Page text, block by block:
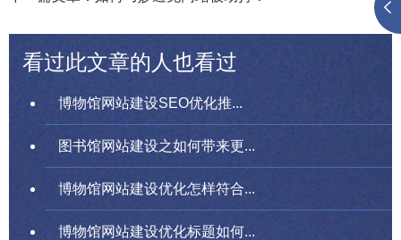
看过此文章的人也看过
博物馆网站建设SEO优化推...
图书馆网站建设之如何带来更...
博物馆网站建设优化怎样符合...
博物馆网站建设优化标题如何...